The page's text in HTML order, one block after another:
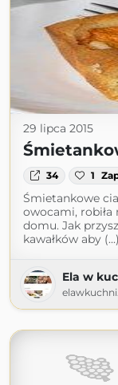
29 lipca 2015
34 1
Śmietankowe
owocami, robiła
domu. Jak
kawałków aby (...)
Ela w